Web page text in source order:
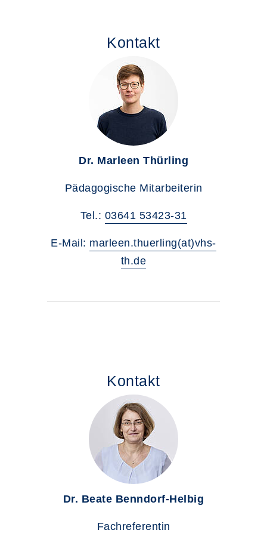
Kontakt
Dr. Marleen Thürling
Pädagogische Mitarbeiterin
Tel.: 03641 53423-31
E-Mail: marleen.thuerling(at)vhs-
th.de
Kontakt
Dr. Beate Benndorf-Helbig
Fachreferentin